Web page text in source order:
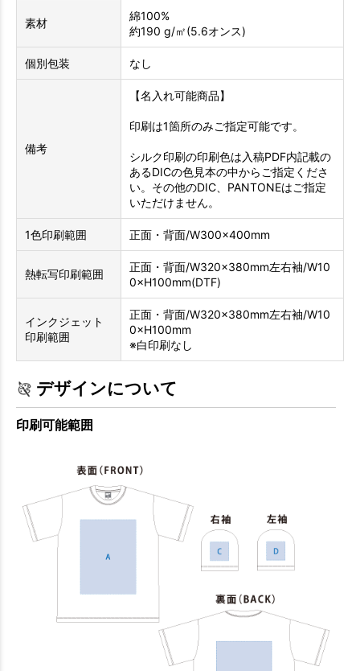
素材
綿100%
約190 g/㎡(5.6オンス)
個別包装 なし
備考
【名入れ可能商品】
印刷は1箇所のみご指定可能です。
シルク印刷の印刷色は入稿PDF内記載の
あるDICの色見本の中からご指定くださ
い。その他のDIC、PANTONEはご指定
いただけません。
1色印刷範囲 正面・背面/W300×400mm
熱転写印刷範囲
正面・背面/W320×380mm左右袖/W10
0×H100mm(DTF)
インクジェット
印刷範囲
正面・背面/W320×380mm左右袖/W10
0×H100mm
※白印刷なし
デザインについて
印刷可能範囲